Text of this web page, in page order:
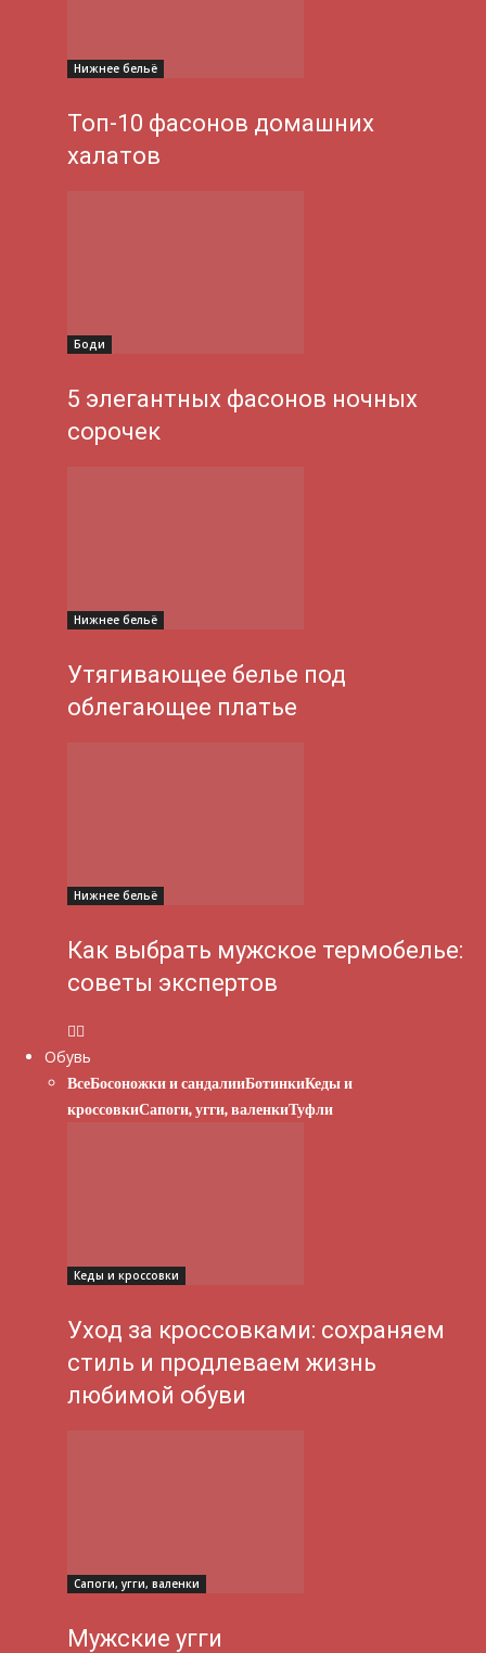
Нижнее бельё
Топ-10 фасонов домашних
халатов
Боди
5 элегантных фасонов ночных
сорочек
Нижнее бельё
Утягивающее белье под
облегающее платье
Нижнее бельё
Как выбрать мужское термобелье:
советы экспертов
Обувь
ВсеБосоножки и сандалииБотинкиКеды и
кроссовкиСапоги, угги, валенкиТуфли
Кеды и кроссовки
Уход за кроссовками: сохраняем
стиль и продлеваем жизнь
любимой обуви
Сапоги, угги, валенки
Мужские угги